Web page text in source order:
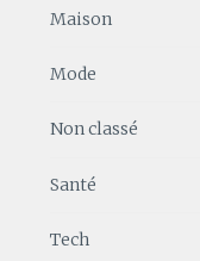
Maison
Mode
Non classé
Santé
Tech